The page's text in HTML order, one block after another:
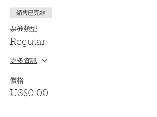
銷售已完結
票券類型
Regular
更多資訊
價格
US$0.00